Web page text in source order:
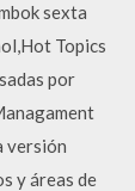
sexta
Topics
por
versión
y áreas de